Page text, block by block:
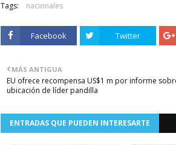
Tags: nacionales
Facebook Twitter
MÁS ANTIGUA
EU ofrece recompensa US$1 m por informe
ubicación de líder pandilla
ENTRADAS QUE PUEDEN INTERESARTE